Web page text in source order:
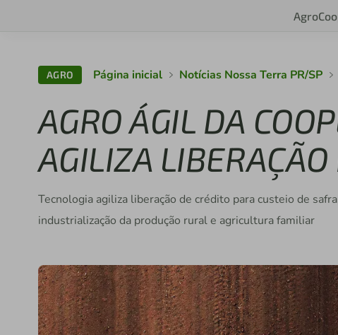
Agro
AGRO Página inicial Notícias Nossa Terra PR/SP
AGRO ÁGIL DA
AGILIZA
Tecnologia agiliza liberação de crédito para custeio de
industrialização da produção rural e agricultura familiar